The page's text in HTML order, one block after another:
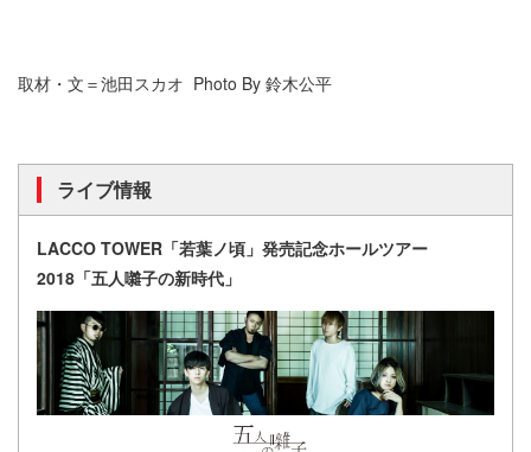
取材・文＝池田スカオ Photo By 鈴木公平
ライブ情報
LACCO TOWER「若葉ノ頃」発売記念ホールツアー
2018「五人囃子の新時代」